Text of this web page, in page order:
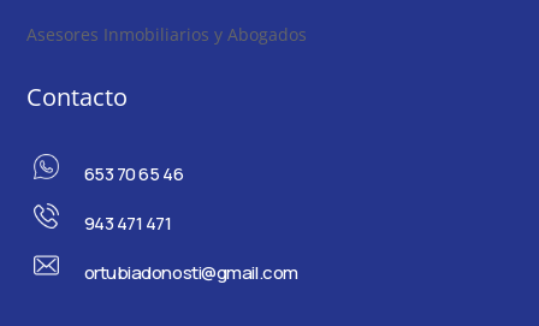
Asesores Inmobiliarios y Abogados
Contacto
653 70 65 46
943 471 471
ortubiadonosti@gmail.com